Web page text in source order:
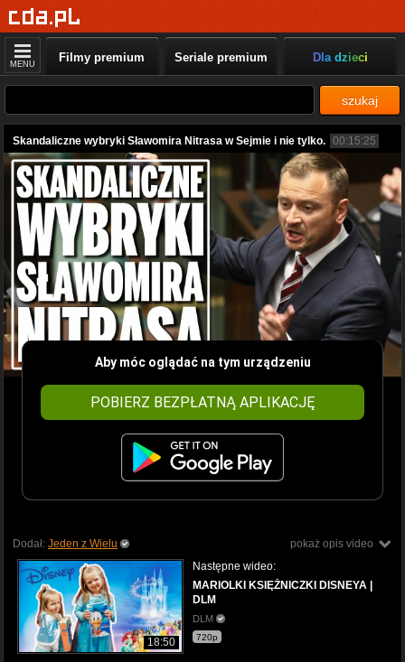
MENU Filmy premium Seriale premium Dla dzieci
szukaj
Skandaliczne wybryki Sławomira Nitrasa w Sejmie i nie tylko. 00:15:25
Aby móc oglądać na tym urządzeniu
POBIERZ BEZPŁATNĄ APLIKACJĘ
pokaż opis video
Dodał: Jeden z Wielu
18:50
Następne wideo:
MARIOLKI KSIĘŻNICZKI DISNEYA |
DLM
DLM
720p